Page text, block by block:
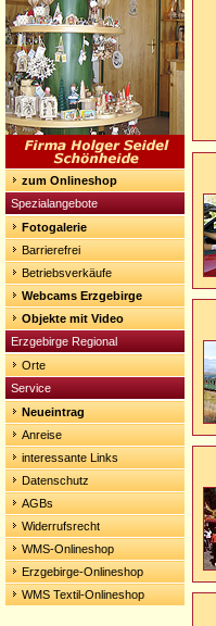
zum Onlineshop
Spezialangebote
Fotogalerie
Barrierefrei
Betriebsverkäufe
Webcams Erzgebirge
Objekte mit Video
Erzgebirge Regional
Orte
Service
Neueintrag
Anreise
interessante Links
Datenschutz
AGBs
Widerrufsrecht
WMS-Onlineshop
Erzgebirge-Onlineshop
WMS Textil-Onlineshop